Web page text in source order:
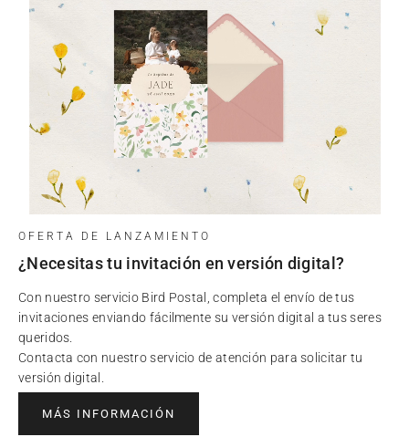
OFERTA DE LANZAMIENTO
¿Necesitas tu invitación en versión digital?
Con nuestro servicio Bird Postal, completa el envío de tus
invitaciones enviando fácilmente su versión digital a tus seres
queridos.
Contacta con nuestro servicio de atención para solicitar tu
versión digital.
MÁS INFORMACIÓN